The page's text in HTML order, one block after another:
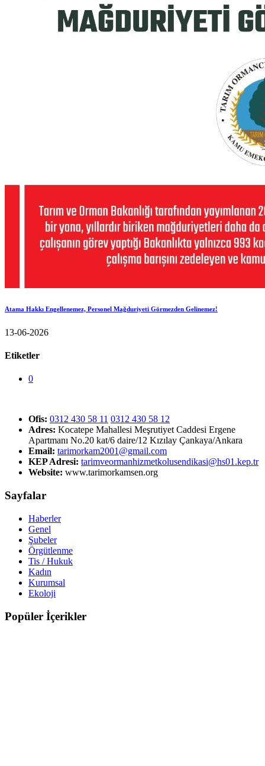
Atama Hakkı Engellenemez, Personel Mağduriyeti Görmezden Gelinemez!
13-06-2026
Etiketler
0
Ofis: 0312 430 58 11 0312 430 58 12
Adres: Kocatepe Mahallesi Meşrutiyet Caddesi Ergene
Apartmanı No.20 kat/6 daire/12 Kızılay Çankaya/Ankara
Email: tarimorkam2001@gmail.com
KEP Adresi: tarimveormanhizmetkolusendikasi@hs01.kep.tr
Website: www.tarimorkamsen.org
Sayfalar
Haberler
Genel
Şubeler
Örgütlenme
Tis / Hukuk
Kadın
Kurumsal
Ekoloji
Popüler İçerikler